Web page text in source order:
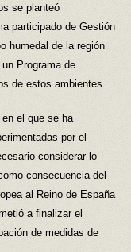
se planteó
participado de Gestión
humedal de la región
Programa de
de estos ambientes.
el que se ha
por el
considerar lo
consecuencia del
al Reino de España
a finalizar el
de medidas de